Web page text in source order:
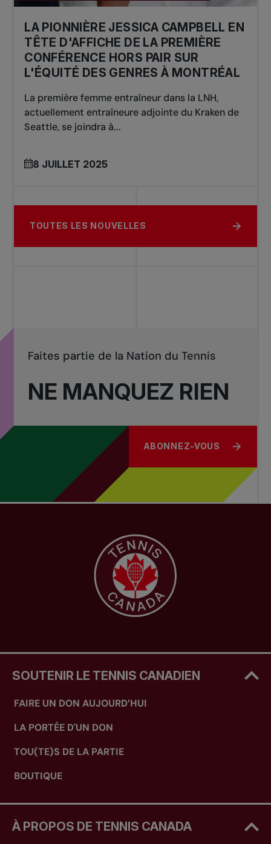
LA PIONNIÈRE JESSICA CAMPBELL EN
TÊTE D'AFFICHE DE LA PREMIÈRE
CONFÉRENCE HORS PAIR SUR
L'ÉQUITÉ DES GENRES À MONTRÉAL
La première femme entraîneur dans la LNH,
actuellement entraîneure adjointe du Kraken de
Seattle, se joindra à...
8 JUILLET 2025
TOUTES LES NOUVELLES
NE MANQUEZ RIEN
Faites partie de la Nation du Tennis
ABONNEZ-VOUS
SOUTENIR LE TENNIS CANADIEN
FAIRE UN DON AUJOURD’HUI
LA PORTÉE D'UN DON
TOU(TE)S DE LA PARTIE
BOUTIQUE
À PROPOS DE TENNIS CANADA